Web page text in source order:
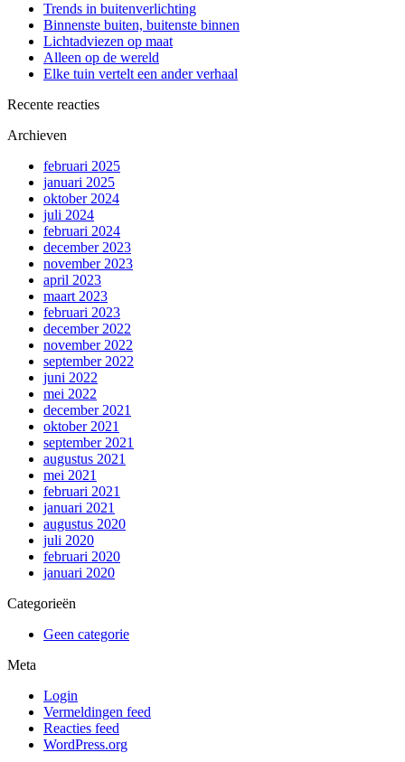
Trends in buitenverlichting
Binnenste buiten, buitenste binnen
Lichtadviezen op maat
Alleen op de wereld
Elke tuin vertelt een ander verhaal
Recente reacties
Archieven
februari 2025
januari 2025
oktober 2024
juli 2024
februari 2024
december 2023
november 2023
april 2023
maart 2023
februari 2023
december 2022
november 2022
september 2022
juni 2022
mei 2022
december 2021
oktober 2021
september 2021
augustus 2021
mei 2021
februari 2021
januari 2021
augustus 2020
juli 2020
februari 2020
januari 2020
Categorieën
Geen categorie
Meta
Login
Vermeldingen feed
Reacties feed
WordPress.org